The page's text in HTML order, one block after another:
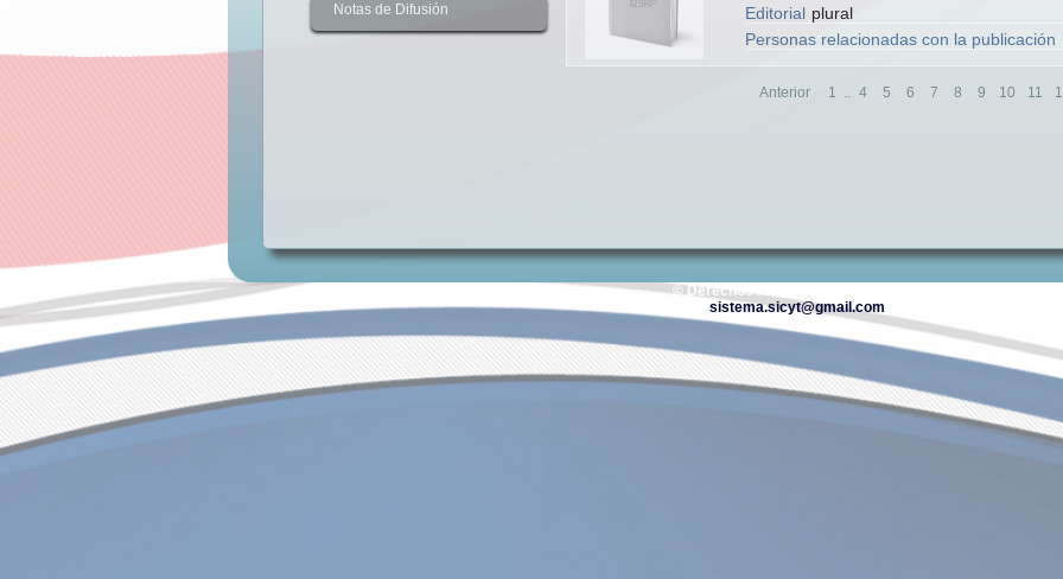
Notas de Difusión
Editorial plural
Personas relacionadas con la publicación
Anterior 1 .. 4 5 6 7 8 9 10 11
© Derechos reservados DIPGIS 2026
sistema.sicyt@gmail.com